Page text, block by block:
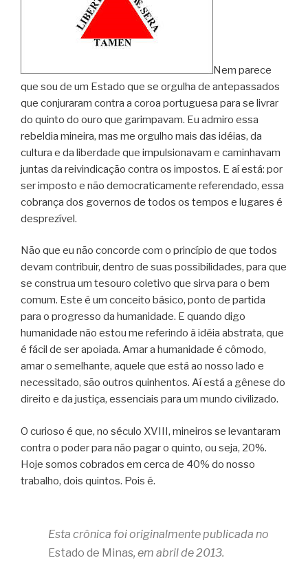
Nem parece
que sou de um Estado que se orgulha de antepassados
que conjuraram contra a coroa portuguesa para se livrar
do quinto do ouro que garimpavam. Eu admiro essa
rebeldia mineira, mas me orgulho mais das idéias, da
cultura e da liberdade que impulsionavam e caminhavam
juntas da reivindicação contra os impostos. E aí está: por
ser imposto e não democraticamente referendado, essa
cobrança dos governos de todos os tempos e lugares é
desprezível.
Não que eu não concorde com o princípio de que todos
devam contribuir, dentro de suas possibilidades, para que
se construa um tesouro coletivo que sirva para o bem
comum. Este é um conceito básico, ponto de partida
para o progresso da humanidade. E quando digo
humanidade não estou me referindo à idéia abstrata, que
é fácil de ser apoiada. Amar a humanidade é cômodo,
amar o semelhante, aquele que está ao nosso lado e
necessitado, são outros quinhentos. Aí está a gênese do
direito e da justiça, essenciais para um mundo civilizado.
O curioso é que, no século XVIII, mineiros se levantaram
contra o poder para não pagar o quinto, ou seja, 20%.
Hoje somos cobrados em cerca de 40% do nosso
trabalho, dois quintos. Pois é.
Esta crônica foi originalmente publicada no
Estado de Minas, em abril de 2013.